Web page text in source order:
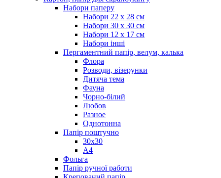
Набори паперу
Набори 22 х 28 см
Набори 30 х 30 см
Набори 12 х 17 см
Набори інші
Пергаментний папір, велум, калька
Флора
Розводи, візерунки
Дитяча тема
Фауна
Чорно-білий
Любов
Разное
Однотонна
Папір поштучно
30х30
А4
Фольга
Папір ручної работи